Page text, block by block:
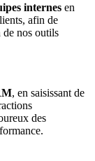
internes en
afin de
nos outils
, en saisissant de
des